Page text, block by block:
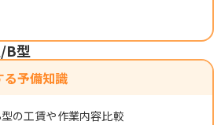
B型
予備知識
の工賃や作業内容比較